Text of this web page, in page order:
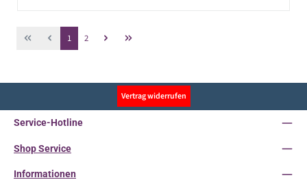
Seite
1 Seite
2
Vertrag widerrufen
Service-Hotline
Shop Service
Informationen